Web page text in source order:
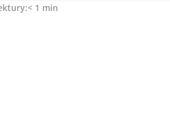
< 1 min